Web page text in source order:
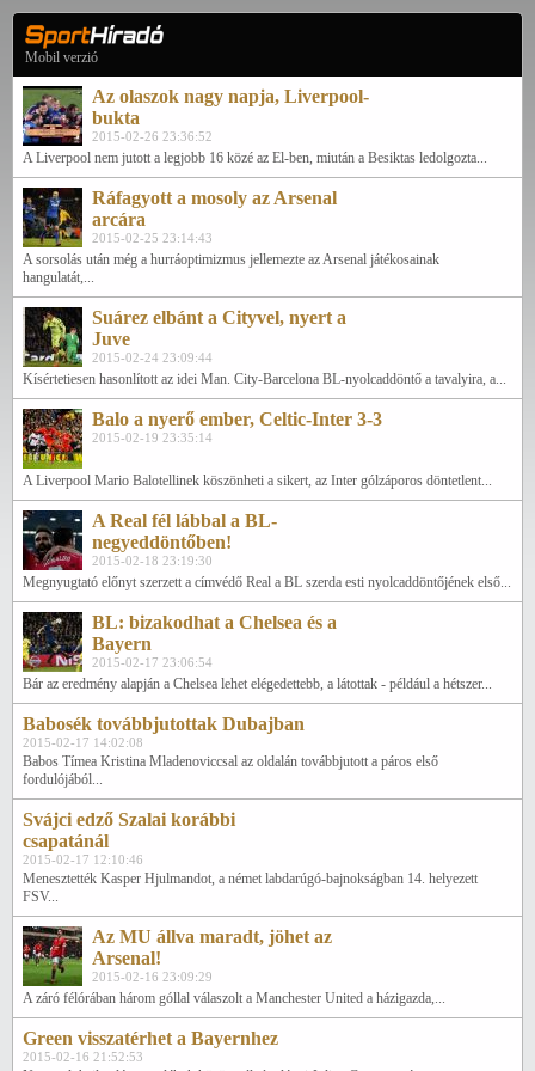
Mobil verzió
Az olaszok nagy napja, Liverpool-
bukta
2015-02-26 23:36:52
A Liverpool nem jutott a legjobb 16 közé az El-ben, miután a Besiktas ledolgozta...
Ráfagyott a mosoly az Arsenal
arcára
2015-02-25 23:14:43
A sorsolás után még a hurráoptimizmus jellemezte az Arsenal játékosainak
hangulatát,...
Suárez elbánt a Cityvel, nyert a
Juve
2015-02-24 23:09:44
Kísértetiesen hasonlított az idei Man. City-Barcelona BL-nyolcaddöntő a tavalyira, a...
Balo a nyerő ember, Celtic-Inter 3-3
2015-02-19 23:35:14
A Liverpool Mario Balotellinek köszönheti a sikert, az Inter gólzáporos döntetlent...
A Real fél lábbal a BL-
negyeddöntőben!
2015-02-18 23:19:30
Megnyugtató előnyt szerzett a címvédő Real a BL szerda esti nyolcaddöntőjének első...
BL: bizakodhat a Chelsea és a
Bayern
2015-02-17 23:06:54
Bár az eredmény alapján a Chelsea lehet elégedettebb, a látottak - például a hétszer...
Babosék továbbjutottak Dubajban
2015-02-17 14:02:08
Babos Tímea Kristina Mladenoviccsal az oldalán továbbjutott a páros első
fordulójából...
Svájci edző Szalai korábbi
csapatánál
2015-02-17 12:10:46
Menesztették Kasper Hjulmandot, a német labdarúgó-bajnokságban 14. helyezett
FSV...
Az MU állva maradt, jöhet az
Arsenal!
2015-02-16 23:09:29
A záró félórában három góllal válaszolt a Manchester United a házigazda,...
Green visszatérhet a Bayernhez
2015-02-16 21:52:53